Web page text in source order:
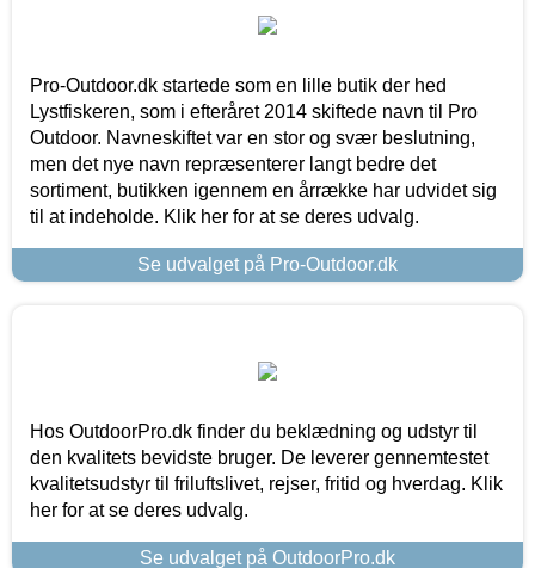
Pro-Outdoor.dk startede som en lille butik der hed
Lystfiskeren, som i efteråret 2014 skiftede navn til Pro
Outdoor. Navneskiftet var en stor og svær beslutning,
men det nye navn repræsenterer langt bedre det
sortiment, butikken igennem en årrække har udvidet sig
til at indeholde. Klik her for at se deres udvalg.
Se udvalget på Pro-Outdoor.dk
Hos OutdoorPro.dk finder du beklædning og udstyr til
den kvalitets bevidste bruger. De leverer gennemtestet
kvalitetsudstyr til friluftslivet, rejser, fritid og hverdag. Klik
her for at se deres udvalg.
Se udvalget på OutdoorPro.dk